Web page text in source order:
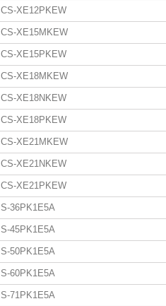
CS-XE12PKEW
CS-XE15MKEW
CS-XE15PKEW
CS-XE18MKEW
CS-XE18NKEW
CS-XE18PKEW
CS-XE21MKEW
CS-XE21NKEW
CS-XE21PKEW
S-36PK1E5A
S-45PK1E5A
S-50PK1E5A
S-60PK1E5A
S-71PK1E5A